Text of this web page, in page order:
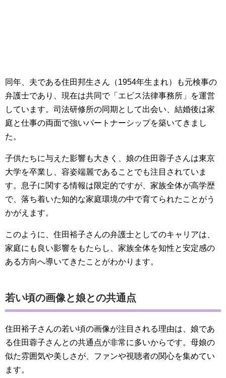
同年、夫である住田邦生さん（1954年生まれ）も元検事の
弁護士であり、現在は共同で「エビス法律事務所」を運営
しています。司法研修所の同期として出会い、結婚後は家
庭と仕事の両面で強いパートナーシップを築いてきまし
た。
子供たちに与えた影響も大きく、娘の住田蓉子さんは東京
大学を卒業し、容姿端麗であることでも注目されていま
す。息子に関する情報は限定的ですが、家族全体が高学歴
で、落ち着いた知的な家庭環境の中で育てられたことがう
かがえます。
このように、住田裕子さんの弁護士としてのキャリアは、
家庭にも良い影響をもたらし、家族全体を知性と安定感の
ある方向へ導いてきたことがわかります。
若い頃の画像と娘との共通点
住田裕子さんの若い頃の画像が注目される理由は、娘であ
る住田蓉子さんとの共通点が非常に多いからです。母娘の
似た雰囲気や美しさが、ファンや視聴者の関心を集めてい
ます。